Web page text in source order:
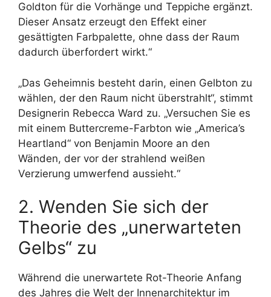
Goldton für die Vorhänge und Teppiche ergänzt.
Dieser Ansatz erzeugt den Effekt einer
gesättigten Farbpalette, ohne dass der Raum
dadurch überfordert wirkt.“
„Das Geheimnis besteht darin, einen Gelbton zu
wählen, der den Raum nicht überstrahlt“, stimmt
Designerin Rebecca Ward zu. „Versuchen Sie es
mit einem Buttercreme-Farbton wie „America’s
Heartland“ von Benjamin Moore an den
Wänden, der vor der strahlend weißen
Verzierung umwerfend aussieht.“
2. Wenden Sie sich der
Theorie des „unerwarteten
Gelbs“ zu
Während die unerwartete Rot-Theorie Anfang
des Jahres die Welt der Innenarchitektur im